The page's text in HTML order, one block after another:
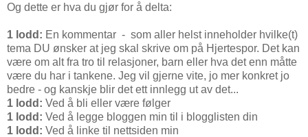
Og dette er hva du gjør for å delta:
1 lodd: En kommentar - som aller helst inneholder hvilke(t)
tema DU ønsker at jeg skal skrive om på Hjertespor. Det kan
være om alt fra tro til relasjoner, barn eller hva det enn måtte
være du har i tankene. Jeg vil gjerne vite, jo mer konkret jo
bedre - og kanskje blir det ett innlegg ut av det...
1 lodd: Ved å bli eller være følger
1 lodd: Ved å legge bloggen min til i blogglisten din
1 lodd: Ved å linke til nettsiden min